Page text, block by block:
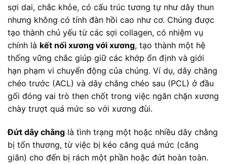
sợi dai, chắc khỏe, có cấu trúc tương tự như dây thun
nhưng không có tính đàn hồi cao như cơ. Chúng được
tạo thành chủ yếu từ các sợi collagen, có nhiệm vụ
chính là kết nối xương với xương, tạo thành một hệ
thống vững chắc giúp giữ các khớp ổn định và giới
hạn phạm vi chuyển động của chúng. Ví dụ, dây chằng
chéo trước (ACL) và dây chằng chéo sau (PCL) ở đầu
gối đóng vai trò then chốt trong việc ngăn chặn xương
chày trượt quá mức so với xương đùi.
Đứt dây chằng là tình trạng một hoặc nhiều dây chằng
bị tổn thương, từ việc bị kéo căng quá mức (căng
giãn) cho đến bị rách một phần hoặc đứt hoàn toàn.